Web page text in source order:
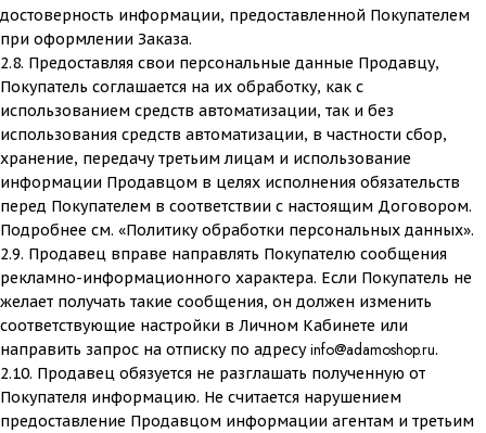
достоверность информации, предоставленной Покупателем
при оформлении Заказа.
2.8. Предоставляя свои персональные данные Продавцу,
Покупатель соглашается на их обработку, как с
использованием средств автоматизации, так и без
использования средств автоматизации, в частности сбор,
хранение, передачу третьим лицам и использование
информации Продавцом в целях исполнения обязательств
перед Покупателем в соответствии с настоящим Договором.
Подробнее см. «Политику обработки персональных данных».
2.9. Продавец вправе направлять Покупателю сообщения
рекламно-информационного характера. Если Покупатель не
желает получать такие сообщения, он должен изменить
соответствующие настройки в Личном Кабинете или
направить запрос на отписку по адресуinfo@adamoshop.ru.
2.10. Продавец обязуется не разглашать полученную от
Покупателя информацию. Не считается нарушением
предоставление Продавцом информации агентам и третьим